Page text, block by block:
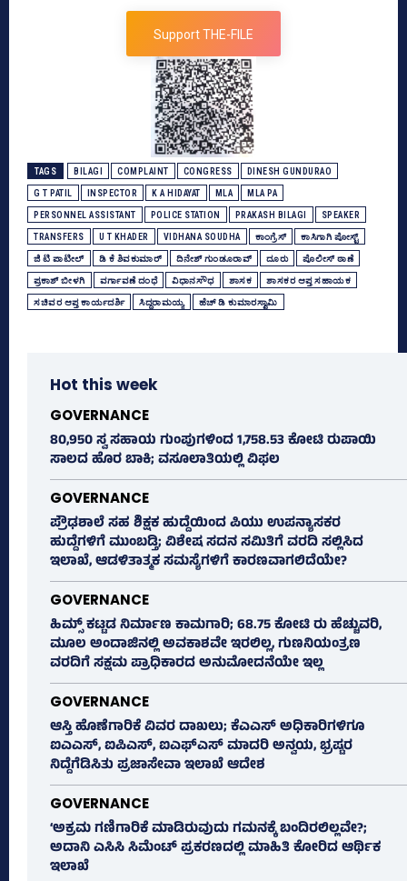
Support THE-FILE
TAGS BILAGI COMPLAINT CONGRESS DINESH GUNDURAO
G T PATIL INSPECTOR K A HIDAYAT MLA MLA PA
PERSONNEL ASSISTANT POLICE STATION PRAKASH BILAGI SPEAKER
TRANSFERS U T KHADER VIDHANA SOUDHA ಕಾಂಗ್ರೆಸ್‌ ಕಾಸಿಗಾಗಿ ಪೋಸ್ಟ್‌
ಜಿ ಟಿ ಪಾಟೀಲ್‌ ಡಿ ಕೆ ಶಿವಕುಮಾರ್ ದಿನೇಶ್‌ ಗುಂಡೂರಾವ್‌ ದೂರು ಪೊಲೀಸ್‌ ಠಾಣೆ
ಪ್ರಕಾಶ್‌ ಬೀಳಗಿ ವರ್ಗಾವಣೆ ದಂಧೆ ವಿಧಾನಸೌಧ ಶಾಸಕ ಶಾಸಕರ ಆಪ್ತ ಸಹಾಯಕ
ಸಚಿವರ ಆಪ್ತ ಕಾರ್ಯದರ್ಶಿ ಸಿದ್ದರಾಮಯ್ಯ ಹೆಚ್‌ ಡಿ ಕುಮಾರಸ್ವಾಮಿ
Hot this week
GOVERNANCE
80,950 ಸ್ವ ಸಹಾಯ ಗುಂಪುಗಳಿಂದ 1,758.53 ಕೋಟಿ ರುಪಾಯಿ
ಸಾಲದ ಹೊರ ಬಾಕಿ; ವಸೂಲಾತಿಯಲ್ಲಿ ವಿಫಲ
GOVERNANCE
ಪ್ರೌಢಶಾಲೆ ಸಹ ಶಿಕ್ಷಕ ಹುದ್ದೆಯಿಂದ ಪಿಯು ಉಪನ್ಯಾಸಕರ
ಹುದ್ದೆಗಳಿಗೆ ಮುಂಬಡ್ತಿ; ವಿಶೇಷ ಸದನ ಸಮಿತಿಗೆ ವರದಿ ಸಲ್ಲಿಸಿದ
ಇಲಾಖೆ, ಆಡಳಿತಾತ್ಮಕ ಸಮಸ್ಯೆಗಳಿಗೆ ಕಾರಣವಾಗಲಿದೆಯೇ?
GOVERNANCE
ಹಿಮ್ಸ್‌ ಕಟ್ಟಡ ನಿರ್ಮಾಣ ಕಾಮಗಾರಿ; 68.75 ಕೋಟಿ ರು ಹೆಚ್ಚುವರಿ,
ಮೂಲ ಅಂದಾಜಿನಲ್ಲಿ ಅವಕಾಶವೇ ಇರಲಿಲ್ಲ, ಗುಣನಿಯಂತ್ರಣ
ವರದಿಗೆ ಸಕ್ಷಮ ಪ್ರಾಧಿಕಾರದ ಅನುಮೋದನೆಯೇ ಇಲ್ಲ
GOVERNANCE
ಆಸ್ತಿ ಹೊಣೆಗಾರಿಕೆ ವಿವರ ದಾಖಲು; ಕೆಎಎಸ್ ಅಧಿಕಾರಿಗಳಿಗೂ
ಐಎಎಸ್‌, ಐಪಿಎಸ್‌, ಐಎಫ್‌ಎಸ್‌ ಮಾದರಿ ಅನ್ವಯ, ಭ್ರಷ್ಟರ
ನಿದ್ದೆಗೆಡಿಸಿತು ಪ್ರಜಾಸೇವಾ ಇಲಾಖೆ ಆದೇಶ
GOVERNANCE
‘ಅಕ್ರಮ ಗಣಿಗಾರಿಕೆ ಮಾಡಿರುವುದು ಗಮನಕ್ಕೆ ಬಂದಿರಲಿಲ್ಲವೇ?;
ಅದಾನಿ ಎಸಿಸಿ ಸಿಮೆಂಟ್ ಪ್ರಕರಣದಲ್ಲಿ ಮಾಹಿತಿ ಕೋರಿದ ಆರ್ಥಿಕ
ಇಲಾಖೆ